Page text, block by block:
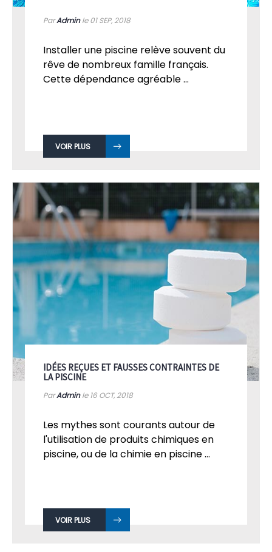
ParAdminle 01SEP, 2018
Installer une piscine relève souvent du
rêve de nombreux famille français.
Cette dépendance agréable ...
VOIR PLUS
IDÉES REÇUES ET FAUSSES CONTRAINTES DE
LA PISCINE
ParAdminle 16 OCT, 2018
Les mythes sont courants autour de
l'utilisation de produits chimiques en
piscine, ou de la chimie en piscine ...
VOIR PLUS